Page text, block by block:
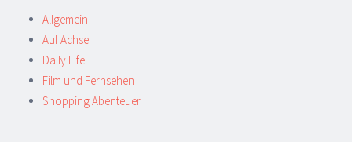
Allgemein
Auf Achse
Daily Life
Film und Fernsehen
Shopping Abenteuer